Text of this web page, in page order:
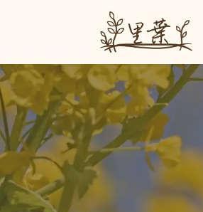
ン
ツ
へ
ス
キ
ッ
ー
シ
ョ
ン
に
移